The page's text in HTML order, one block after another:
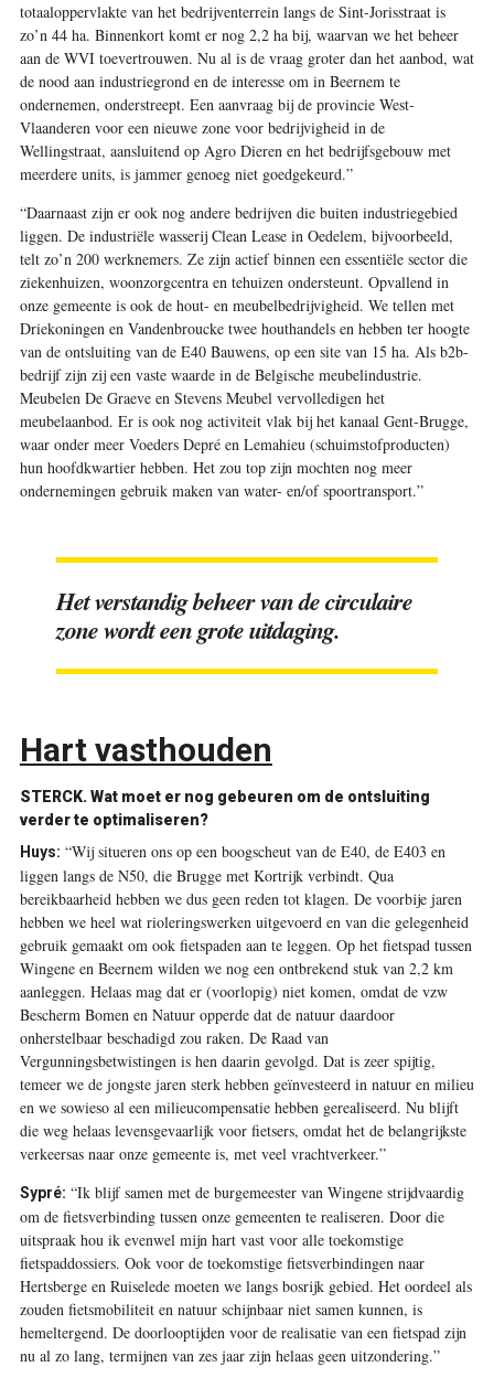
totaaloppervlakte van het bedrijventerrein langs de Sint-Jorisstraat is
zo’n 44 ha. Binnenkort komt er nog 2,2 ha bij, waarvan we het beheer
aan de WVI toevertrouwen. Nu al is de vraag groter dan het aanbod, wat
de nood aan industriegrond en de interesse om in Beernem te
ondernemen, onderstreept. Een aanvraag bij de provincie West-
Vlaanderen voor een nieuwe zone voor bedrijvigheid in de
Wellingstraat, aansluitend op Agro Dieren en het bedrijfsgebouw met
meerdere units, is jammer genoeg niet goedgekeurd.”
“Daarnaast zijn er ook nog andere bedrijven die buiten industriegebied
liggen. De industriële wasserij Clean Lease in Oedelem, bijvoorbeeld,
telt zo’n 200 werknemers. Ze zijn actief binnen een essentiële sector die
ziekenhuizen, woonzorgcentra en tehuizen ondersteunt. Opvallend in
onze gemeente is ook de hout- en meubelbedrijvigheid. We tellen met
Driekoningen en Vandenbroucke twee houthandels en hebben ter hoogte
van de ontsluiting van de E40 Bauwens, op een site van 15 ha. Als b2b-
bedrijf zijn zij een vaste waarde in de Belgische meubelindustrie.
Meubelen De Graeve en Stevens Meubel vervolledigen het
meubelaanbod. Er is ook nog activiteit vlak bij het kanaal Gent-Brugge,
waar onder meer Voeders Depré en Lemahieu (schuimstofproducten)
hun hoofdkwartier hebben. Het zou top zijn mochten nog meer
ondernemingen gebruik maken van water- en/of spoortransport.”
Het verstandig beheer van de circulaire
zone wordt een grote uitdaging.
Hart vasthouden
STERCK.Wat moet er nog gebeuren om de ontsluiting
verder te optimaliseren?
Huys: “Wij situeren ons op een boogscheut van de E40, de E403 en
liggen langs de N50, die Brugge met Kortrijk verbindt. Qua
bereikbaarheid hebben we dus geen reden tot klagen. De voorbije jaren
hebben we heel wat rioleringswerken uitgevoerd en van die gelegenheid
gebruik gemaakt om ook fietspaden aan te leggen. Op het fietspad tussen
Wingene en Beernem wilden we nog een ontbrekend stuk van 2,2 km
aanleggen. Helaas mag dat er (voorlopig) niet komen, omdat de vzw
Bescherm Bomen en Natuur opperde dat de natuur daardoor
onherstelbaar beschadigd zou raken. De Raad van
Vergunningsbetwistingen is hen daarin gevolgd. Dat is zeer spijtig,
temeer we de jongste jaren sterk hebben geïnvesteerd in natuur en milieu
en we sowieso al een milieucompensatie hebben gerealiseerd. Nu blijft
die weg helaas levensgevaarlijk voor fietsers, omdat het de belangrijkste
verkeersas naar onze gemeente is, met veel vrachtverkeer.”
Sypré: “Ik blijf samen met de burgemeester van Wingene strijdvaardig
om de fietsverbinding tussen onze gemeenten te realiseren. Door die
uitspraak hou ik evenwel mijn hart vast voor alle toekomstige
fietspaddossiers. Ook voor de toekomstige fietsverbindingen naar
Hertsberge en Ruiselede moeten we langs bosrijk gebied. Het oordeel als
zouden fietsmobiliteit en natuur schijnbaar niet samen kunnen, is
hemeltergend. De doorlooptijden voor de realisatie van een fietspad zijn
nu al zo lang, termijnen van zes jaar zijn helaas geen uitzondering.”